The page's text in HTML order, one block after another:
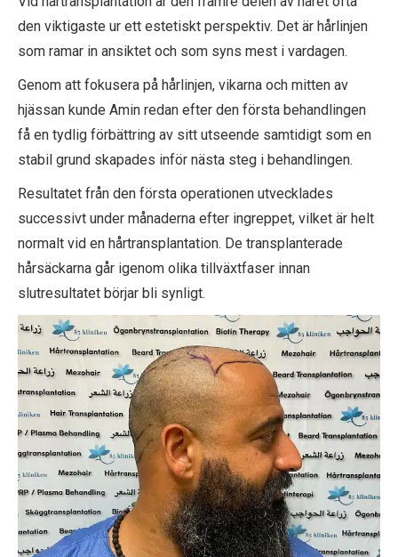
den viktigaste ur ett estetiskt perspektiv. Det är hårlinjen
som ramar in ansiktet och som syns mest i vardagen.
Genom att fokusera på hårlinjen, vikarna och mitten av
hjässan kunde Amin redan efter den första behandlingen
få en tydlig förbättring av sitt utseende samtidigt som en
stabil grund skapades inför nästa steg i behandlingen.
Resultatet från den första operationen utvecklades
successivt under månaderna efter ingreppet, vilket är helt
normalt vid en hårtransplantation. De transplanterade
hårsäckarna går igenom olika tillväxtfaser innan
slutresultatet börjar bli synligt.